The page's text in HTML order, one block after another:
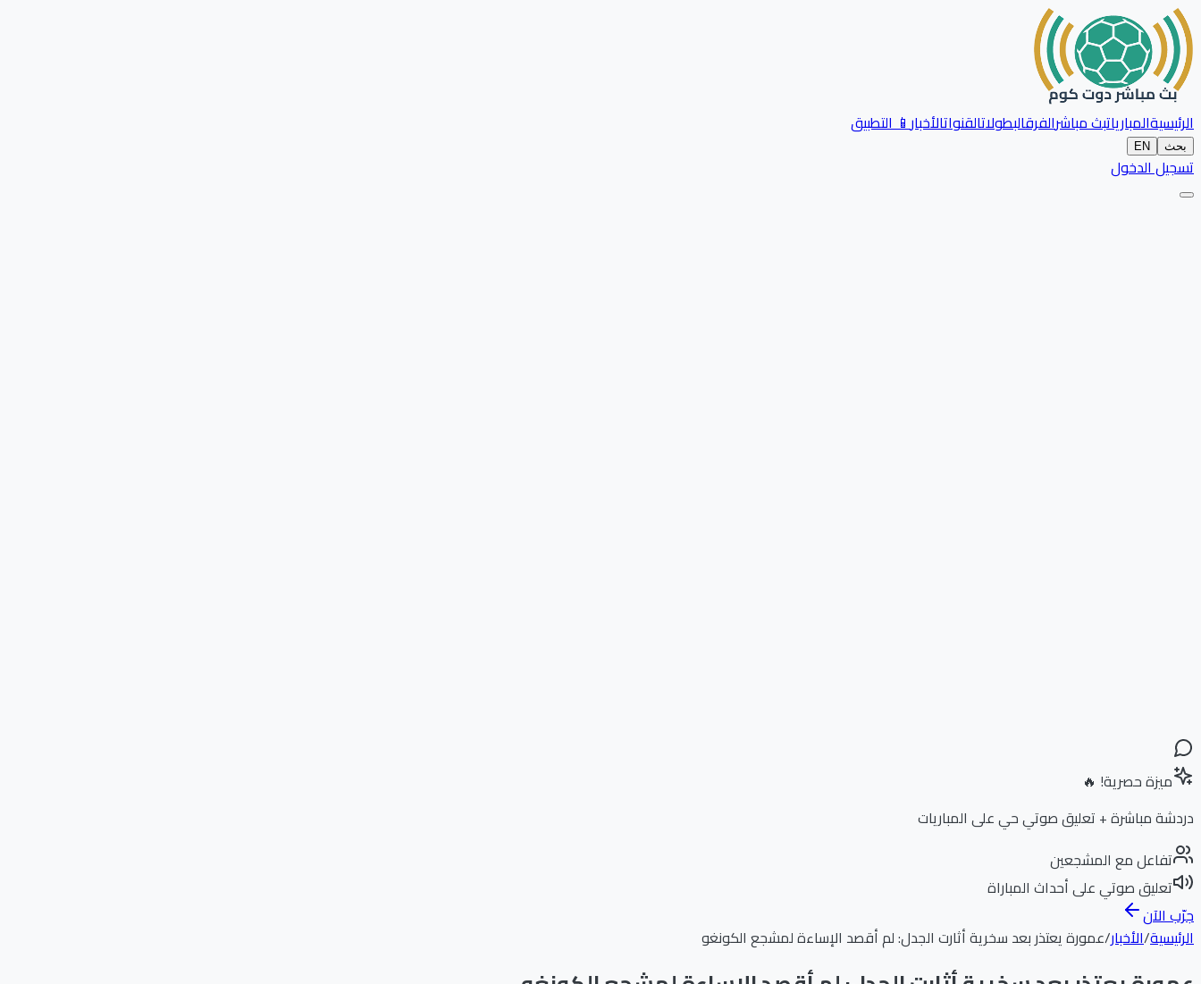
الرئيسيةالمبارياتبث مباشرالفرقالبطولاتالقنواتالأخبار📱 التطبيق
بحث EN
تسجيل الدخول
ميزة حصرية! 🔥
دردشة مباشرة + تعليق صوتي حي على المباريات
تفاعل مع المشجعين
تعليق صوتي على أحداث المباراة
جرّب الآن
الرئيسية/الأخبار/عمورة يعتذر بعد سخرية أثارت الجدل: لم أقصد الإساءة لمشجع الكونغو